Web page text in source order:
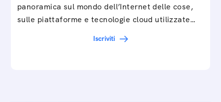
panoramica sul mondo dell’Internet delle cose,
sulle piattaforme e tecnologie cloud utilizzate
Iscriviti